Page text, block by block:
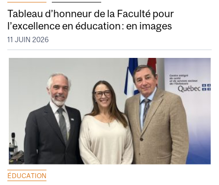
Tableau d’honneur de la Faculté pour
l’excellence en éducation : en images
11 JUIN 2026
ÉDUCATION